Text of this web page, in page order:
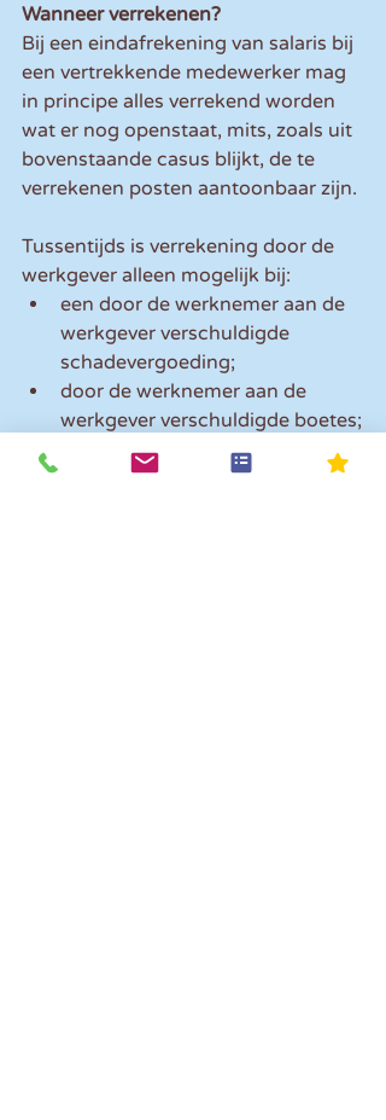
Wanneer verrekenen?
Bij een eindafrekening van salaris bij
een vertrekkende medewerker mag
in principe alles verrekend worden
wat er nog openstaat, mits, zoals uit
bovenstaande casus blijkt, de te
verrekenen posten aantoonbaar zijn.
Tussentijds is verrekening door de
werkgever alleen mogelijk bij:
een door de werknemer aan de
werkgever verschuldigde
schadevergoeding;
door de werknemer aan de
werkgever verschuldigde boetes;
voorschotten op het loon, mits
daarvan schriftelijk blijkt;